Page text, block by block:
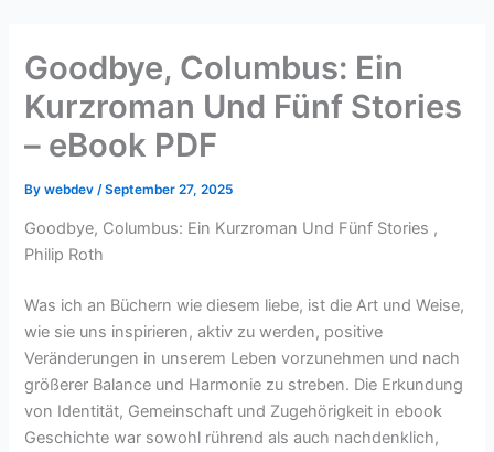
content
Goodbye, Columbus: Ein
Kurzroman Und Fünf Stories
– eBook PDF
Bywebdev /September 27, 2025
Goodbye, Columbus: Ein Kurzroman Und Fünf Stories ,
Philip Roth
Was ich an Büchern wie diesem liebe, ist die Art und Weise,
wie sie uns inspirieren, aktiv zu werden, positive
Veränderungen in unserem Leben vorzunehmen und nach
größerer Balance und Harmonie zu streben. Die Erkundung
von Identität, Gemeinschaft und Zugehörigkeit in ebook
Geschichte war sowohl rührend als auch nachdenklich,